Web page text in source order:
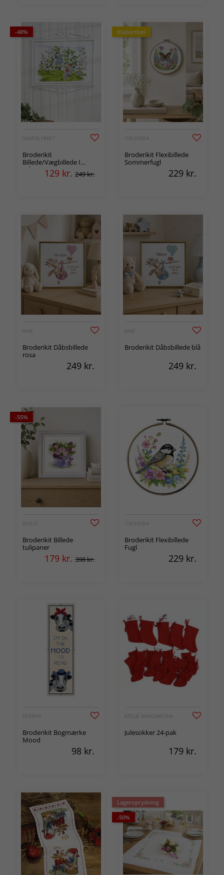
-48%
SVARTA FÅRET
Broderikit
Billede/Vægbillede I
blåbærskoven
129 kr. 249 kr.
Klubartikel
ORCHIDEA
Broderikit Flexibillede
Sommerfugl
229 kr.
AINE
Broderikit Dåbsbillede
rosa
249 kr.
AINE
Broderikit Dåbsbillede blå
249 kr.
-55%
RIOLIS
Broderikit Billede
tulipaner
179 kr. 398 kr.
ORCHIDEA
Broderikit Flexibillede
Fugl
229 kr.
PERMIN
Broderikit Bogmærke
Mood
98 kr.
ATELJÉ MARGARETHA
Julesokker 24-pak
179 kr.
Lageroprydning
-50%